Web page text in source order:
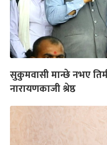
सुकुमवासी मान्छे नभए
नारायणकाजी श्रेष्ठ